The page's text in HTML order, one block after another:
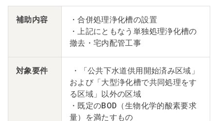
補助内容
・合併処理浄化槽の設置
・上記にともなう単独処理浄化槽の
撤去・宅内配管工事
対象要件
・「公共下水道供用開始済み区域」
および「大型浄化槽で共同処理をす
る区域」以外の区域
・既定のBOD（生物化学的酸素要求
量）を満たすもの